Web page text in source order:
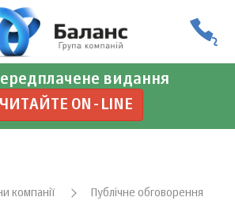
видання
ЧИТАЙТЕ ON-LINE
компанії
Публічне обговорення